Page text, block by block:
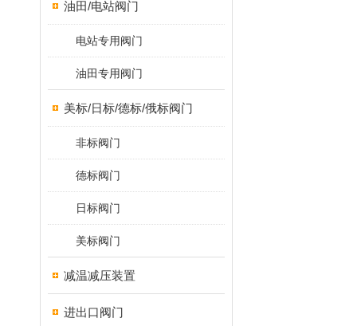
油田/电站阀门
电站专用阀门
油田专用阀门
美标/日标/德标/俄标阀门
非标阀门
德标阀门
日标阀门
美标阀门
减温减压装置
进出口阀门